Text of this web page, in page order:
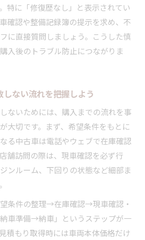
続きで手間を減らすためのコツ紹
車までの流れと早く受け取る工夫
びで失敗しない現車確認の流れ
入時に安心できる現車確認の方法
車確認で見逃せないポイント解説
知っておきたい注意事項
入前に必ず確認するべき重要事項
リスクを減らすための注意ポイン
特に「修復歴なし」と表示されてい
確認や整備記録簿の提示を求め、不
に直接質問しましょう。こうした慎
入後のトラブル防止につながりま
しない流れを把握しよう
ないためには、購入までの流れを事
大切です。まず、希望条件をもとに
る中古車は電話やウェブで在庫確認
舗訪問の際は、現車確認を必ず行
ンルーム、下回りの状態など細部ま
条件の整理→在庫確認→現車確認・
車準備→納車」というステップが一
積もり取得時には車両本体価格だけ